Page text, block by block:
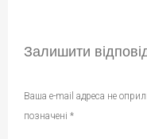
Залишити
Ваша e-mail адреса не
позначені *